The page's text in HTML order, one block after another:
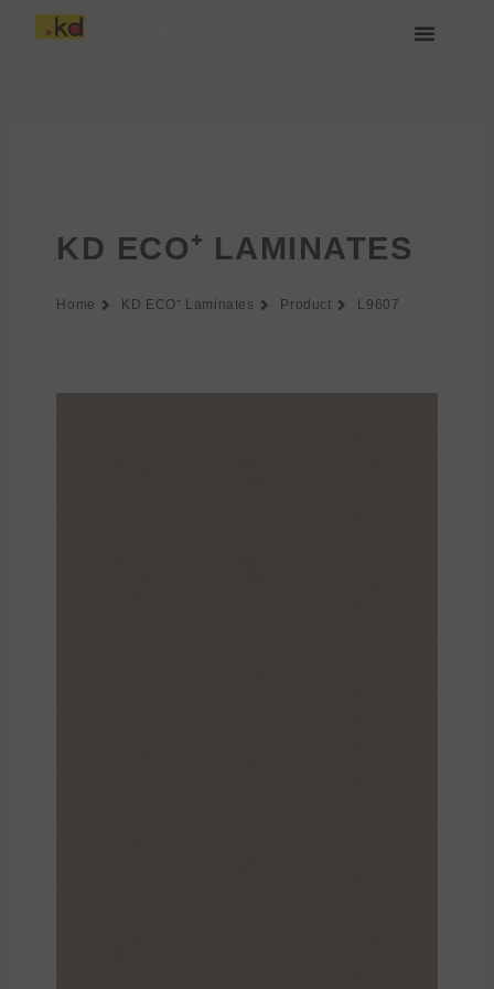
Przejdź
KD ECO⁺ LAMINATES
Home KD ECO⁺ Laminates Product L9607